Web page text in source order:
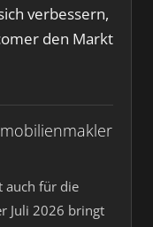
verbessern,
den Markt
auch für die
Juli 2026 bringt